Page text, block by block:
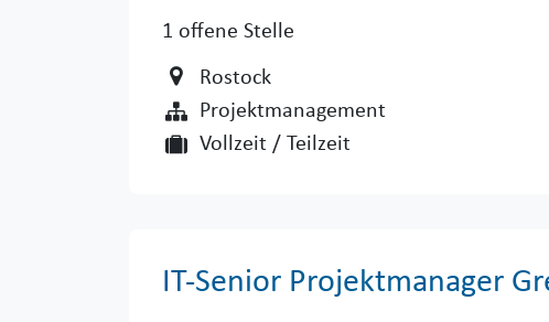
1 offene Stelle
Rostock
Projektmanagement
Vollzeit / Teilzeit
IT-Senior Projektmanager